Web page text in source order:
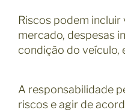
Riscos podem
mercado, despesas
condição do veículo,
A responsabilidade
riscos e agir de